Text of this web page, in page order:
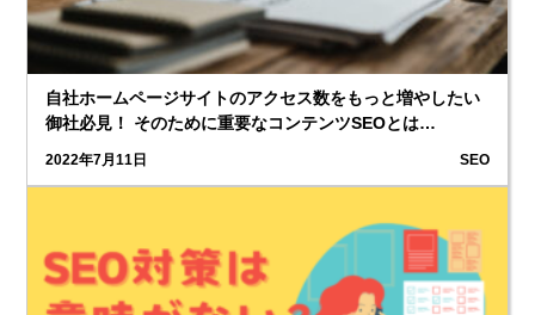
自社ホームページサイトのアクセス数をもっと増やしたい
御社必見！ そのために重要なコンテンツSEOとは…
2022年7月11日 SEO